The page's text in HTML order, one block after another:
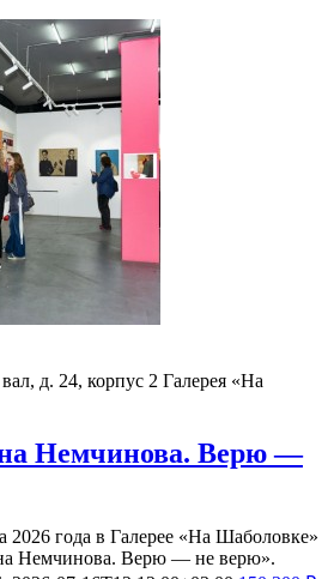
д. 24, корпус 2 Галерея «На
Немчинова. Верю —
2026 года в Галерее «На Шаболовке»
Немчинова. Верю — не верю».